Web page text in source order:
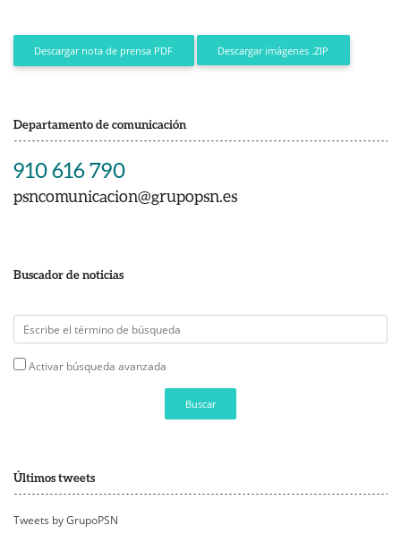
Descargar nota de prensa PDF Descargar imágenes .ZIP
Departamento de comunicación
910 616 790
psncomunicacion@grupopsn.es
Buscador de noticias
Activar búsqueda avanzada
Buscar
Últimos tweets
Tweets by GrupoPSN